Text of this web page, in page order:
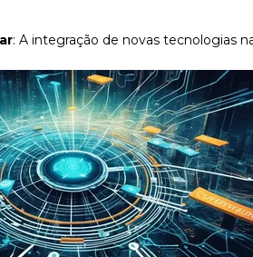
: A integração de novas tecnologias